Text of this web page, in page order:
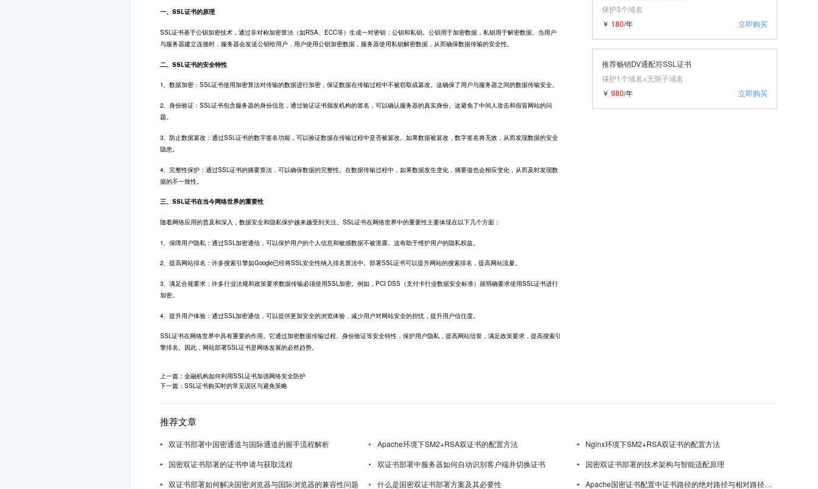
一、SSL证书的原理
SSL证书基于公钥加密技术，通过非对称加密算法（如RSA、ECC等）生成一对密钥：公钥和私钥。公钥用于加密数据，私钥用于解密数据。当用户
与服务器建立连接时，服务器会发送公钥给用户，用户使用公钥加密数据，服务器使用私钥解密数据，从而确保数据传输的安全性。
二、SSL证书的安全特性
1、数据加密：SSL证书使用加密算法对传输的数据进行加密，保证数据在传输过程中不被窃取或篡改。这确保了用户与服务器之间的数据传输安全。
2、身份验证：SSL证书包含服务器的身份信息，通过验证证书颁发机构的签名，可以确认服务器的真实身份。这避免了中间人攻击和假冒网站的问
题。
3、防止数据篡改：通过SSL证书的数字签名功能，可以验证数据在传输过程中是否被篡改。如果数据被篡改，数字签名将无效，从而发现数据的安全
隐患。
4、完整性保护：通过SSL证书的摘要算法，可以确保数据的完整性。在数据传输过程中，如果数据发生变化，摘要值也会相应变化，从而及时发现数
据的不一致性。
三、SSL证书在当今网络世界的重要性
随着网络应用的普及和深入，数据安全和隐私保护越来越受到关注。SSL证书在网络世界中的重要性主要体现在以下几个方面：
1、保障用户隐私：通过SSL加密通信，可以保护用户的个人信息和敏感数据不被泄露。这有助于维护用户的隐私权益。
2、提高网站排名：许多搜索引擎如Google已经将SSL安全性纳入排名算法中。 部署SSL证书可以提升网站的搜索排名，提高网站流量。
3、满足合规要求：许多行业法规和政策要求数据传输必须使用SSL加密。例如，PCI DSS（支付卡行业数据安全标准）就明确要求使用SSL证书进行
加密。
4、提升用户体验：通过SSL加密通信，可以提供更加安全的浏览体验，减少用户对网站安全的担忧，提升用户信任度。
SSL证书在网络世界中具有重要的作用。它通过加密数据传输过程、身份验证等安全特性，保护用户隐私，提高网站信誉，满足政策要求，提高搜索引
擎排名。因此，网站部署SSL证书是网络发展的必然趋势。
上一篇：金融机构如何利用SSL证书加强网络安全防护
下一篇：SSL证书购买时的常见误区与避免策略
保护3个域名
立即购买
￥ 180/年
推荐畅销DV通配符SSL证书
保护1个域名+无限子域名
立即购买
￥ 980/年
推荐文章
双证书部署中国密通道与国际通道的握手流程解析 Apache环境下SM2+RSA双证书的配置方法
Nginx环境下SM2+RSA双证书的配置方法
国密双证书部署的证书申请与获取流程
双证书部署中服务器如何自动识别客户端并切换证书
国密双证书部署的技术架构与智能适配原理
双证书部署如何解决国密浏览器与国际浏览器的兼容性问题
什么是国密双证书部署方案及其必要性
Apache国密证书配置中证书路径的绝对路径与相对路径选择